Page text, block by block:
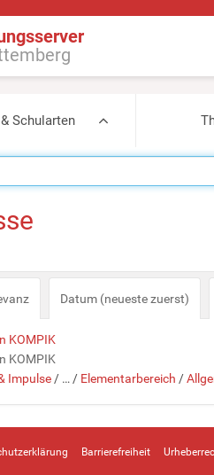
Schularten
Datum (neueste zuerst)
KOMPIK
KOMPIK
Impulse / … / Elementarbereich /
Barrierefreiheit